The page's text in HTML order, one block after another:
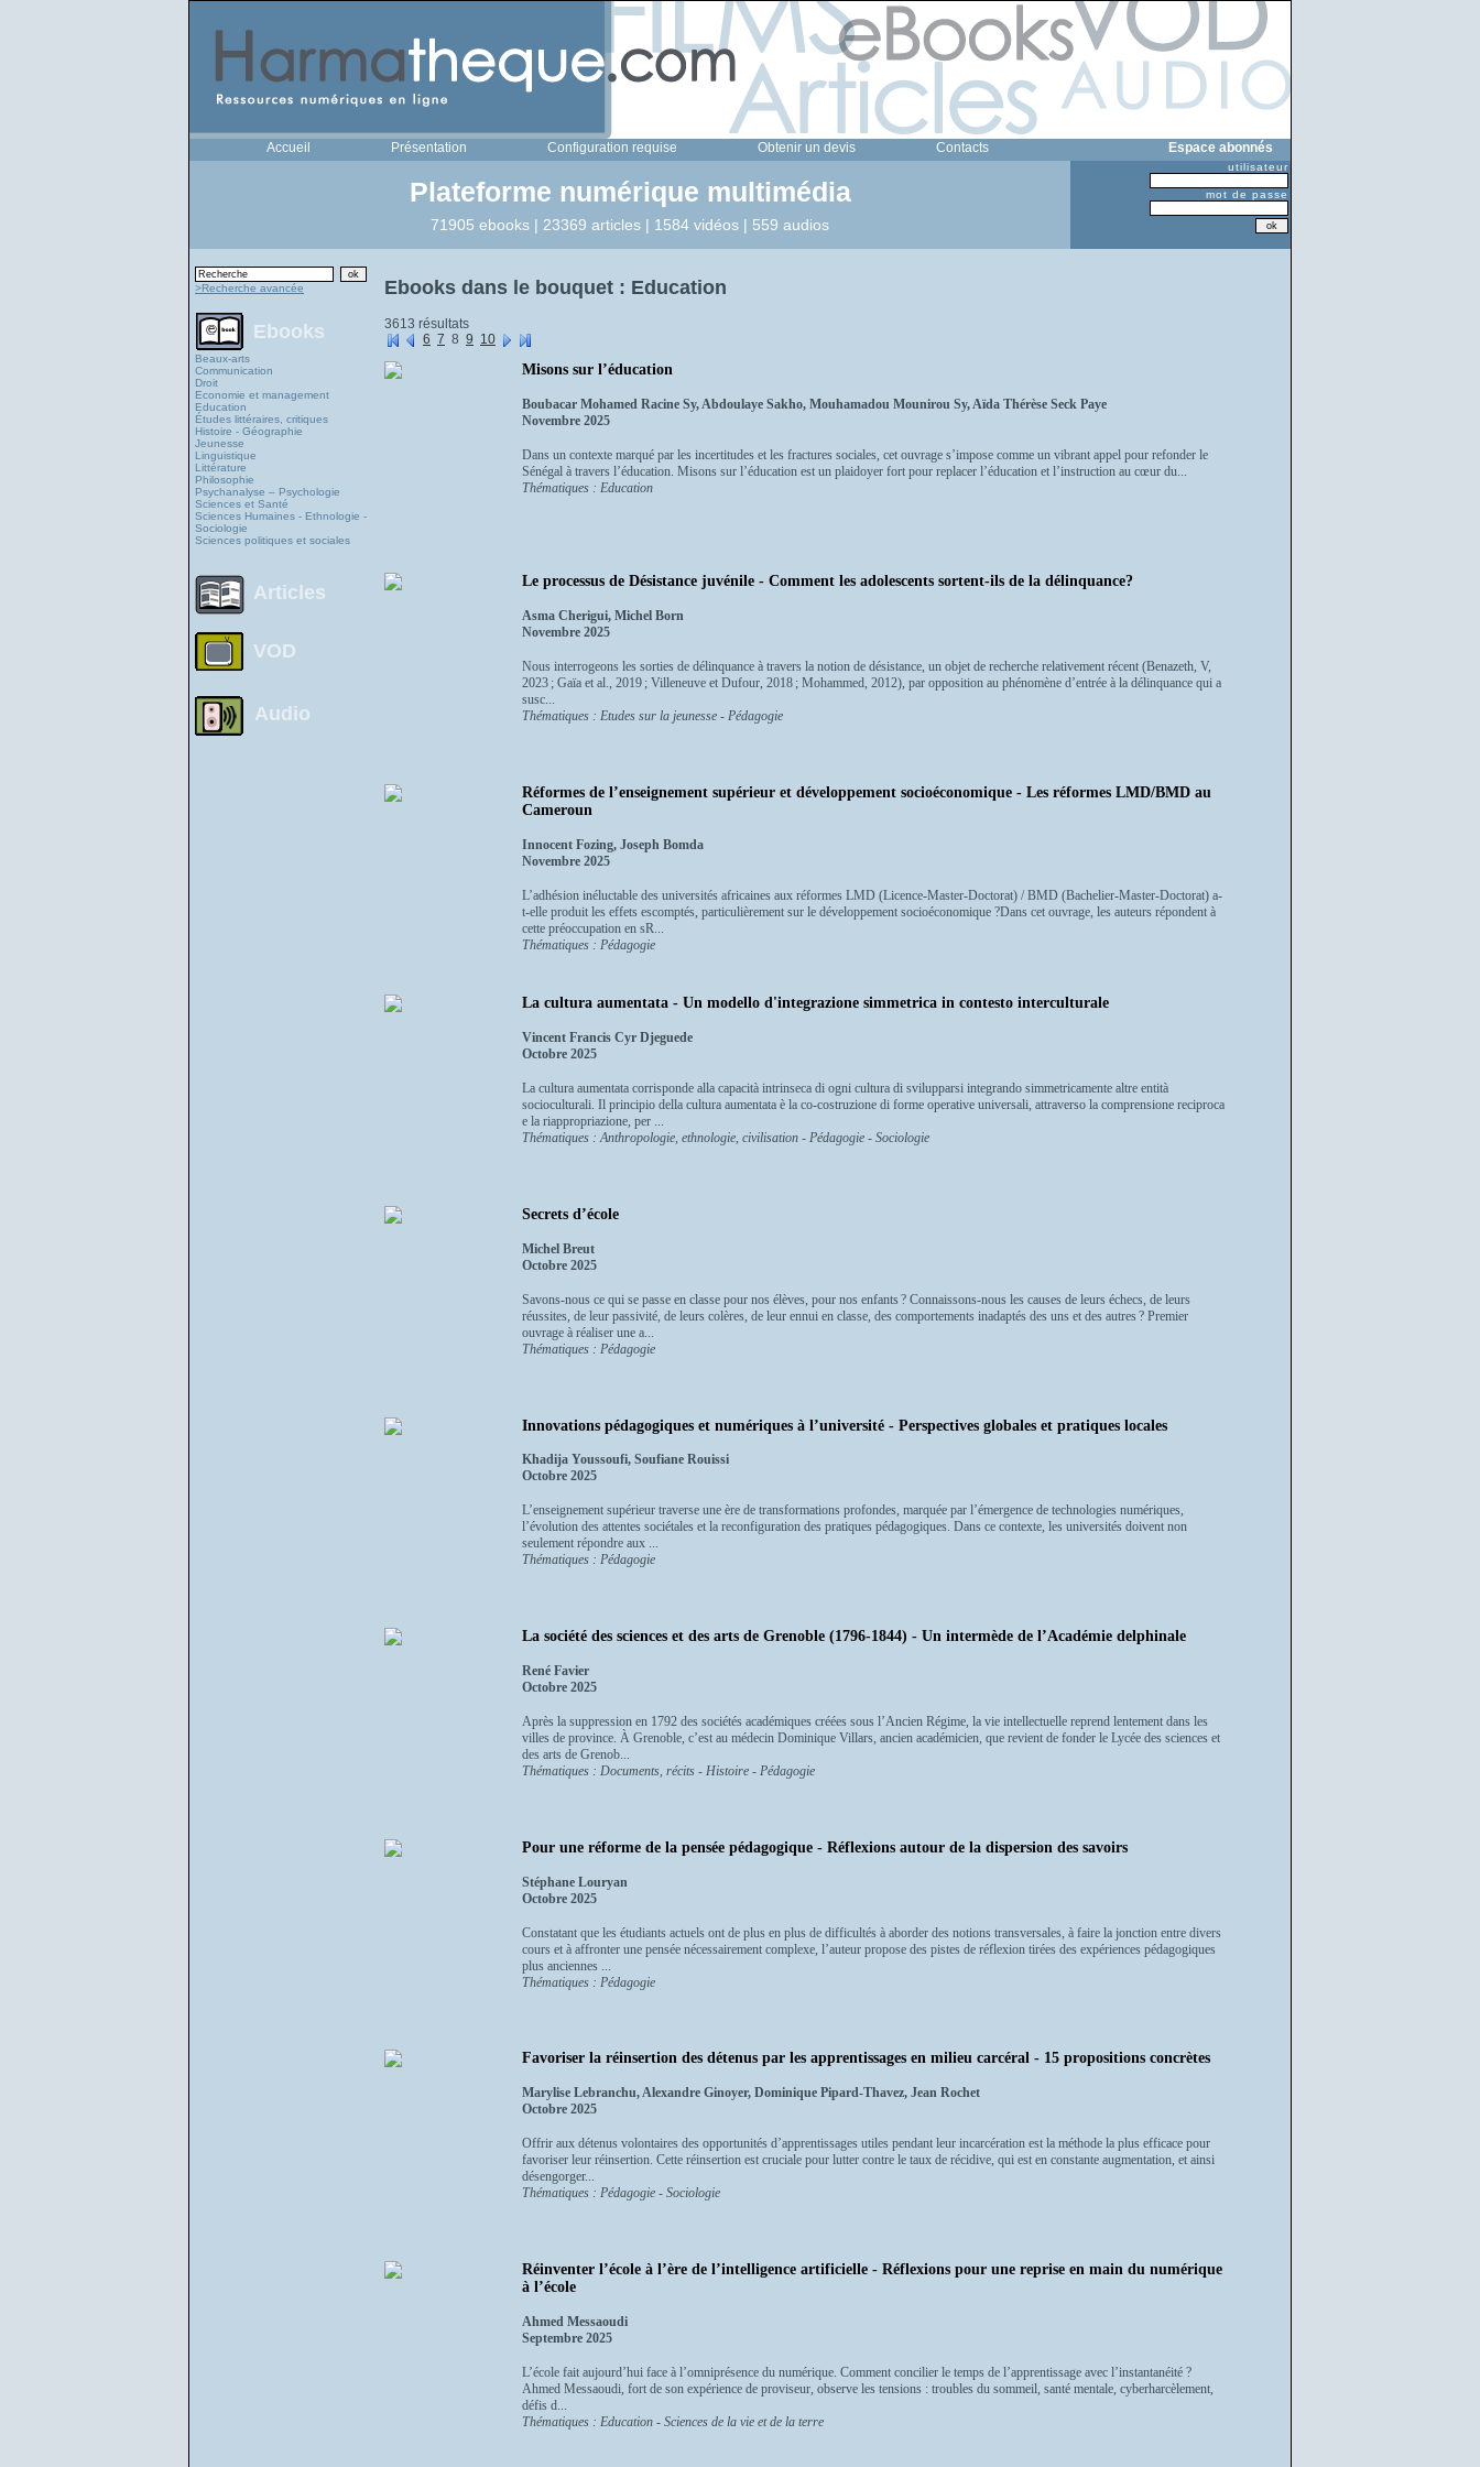
Accueil Présentation Configuration requise Obtenir un devis Contacts Espace abonnés
Plateforme numérique multimédia
71905 ebooks | 23369 articles | 1584 vidéos | 559 audios
utilisateur
mot de passe
>Recherche avancée
Ebooks
Beaux-arts
Communication
Droit
Economie et management
Education
Études littéraires, critiques
Histoire - Géographie
Jeunesse
Linguistique
Littérature
Philosophie
Psychanalyse – Psychologie
Sciences et Santé
Sciences Humaines - Ethnologie -
Sociologie
Sciences politiques et sociales
Articles
VOD
Audio
Ebooks dans le bouquet : Education
3613 résultats
6 7 8 9 10
Misons sur l’éducation
Boubacar Mohamed Racine Sy, Abdoulaye Sakho, Mouhamadou Mounirou Sy, Aïda Thérèse Seck Paye
Novembre 2025
Dans un contexte marqué par les incertitudes et les fractures sociales, cet ouvrage s’impose comme un vibrant appel pour refonder le
Sénégal à travers l’éducation. Misons sur l’éducation est un plaidoyer fort pour replacer l’éducation et l’instruction au cœur du...
Thématiques : Education
Le processus de Désistance juvénile - Comment les adolescents sortent-ils de la délinquance?
Asma Cherigui, Michel Born
Novembre 2025
Nous interrogeons les sorties de délinquance à travers la notion de désistance, un objet de recherche relativement récent (Benazeth, V,
2023 ; Gaïa et al., 2019 ; Villeneuve et Dufour, 2018 ; Mohammed, 2012), par opposition au phénomène d’entrée à la délinquance qui a
susc...
Thématiques : Etudes sur la jeunesse - Pédagogie
Réformes de l’enseignement supérieur et développement socioéconomique - Les réformes LMD/BMD au
Cameroun
Innocent Fozing, Joseph Bomda
Novembre 2025
L’adhésion inéluctable des universités africaines aux réformes LMD (Licence-Master-Doctorat) / BMD (Bachelier-Master-Doctorat) a-
t-elle produit les effets escomptés, particulièrement sur le développement socioéconomique ?Dans cet ouvrage, les auteurs répondent à
cette préoccupation en sR...
Thématiques : Pédagogie
La cultura aumentata - Un modello d'integrazione simmetrica in contesto interculturale
Vincent Francis Cyr Djeguede
Octobre 2025
La cultura aumentata corrisponde alla capacità intrinseca di ogni cultura di svilupparsi integrando simmetricamente altre entità
socioculturali. Il principio della cultura aumentata è la co-costruzione di forme operative universali, attraverso la comprensione reciproca
e la riappropriazione, per ...
Thématiques : Anthropologie, ethnologie, civilisation - Pédagogie - Sociologie
Secrets d’école
Michel Breut
Octobre 2025
Savons-nous ce qui se passe en classe pour nos élèves, pour nos enfants ? Connaissons-nous les causes de leurs échecs, de leurs
réussites, de leur passivité, de leurs colères, de leur ennui en classe, des comportements inadaptés des uns et des autres ? Premier
ouvrage à réaliser une a...
Thématiques : Pédagogie
Innovations pédagogiques et numériques à l’université - Perspectives globales et pratiques locales
Khadija Youssoufi, Soufiane Rouissi
Octobre 2025
L’enseignement supérieur traverse une ère de transformations profondes, marquée par l’émergence de technologies numériques,
l’évolution des attentes sociétales et la reconfiguration des pratiques pédagogiques. Dans ce contexte, les universités doivent non
seulement répondre aux ...
Thématiques : Pédagogie
La société des sciences et des arts de Grenoble (1796-1844) - Un intermède de l’Académie delphinale
René Favier
Octobre 2025
Après la suppression en 1792 des sociétés académiques créées sous l’Ancien Régime, la vie intellectuelle reprend lentement dans les
villes de province. À Grenoble, c’est au médecin Dominique Villars, ancien académicien, que revient de fonder le Lycée des sciences et
des arts de Grenob...
Thématiques : Documents, récits - Histoire - Pédagogie
Pour une réforme de la pensée pédagogique - Réflexions autour de la dispersion des savoirs
Stéphane Louryan
Octobre 2025
Constatant que les étudiants actuels ont de plus en plus de difficultés à aborder des notions transversales, à faire la jonction entre divers
cours et à affronter une pensée nécessairement complexe, l’auteur propose des pistes de réflexion tirées des expériences pédagogiques
plus anciennes ...
Thématiques : Pédagogie
Favoriser la réinsertion des détenus par les apprentissages en milieu carcéral - 15 propositions concrètes
Marylise Lebranchu, Alexandre Ginoyer, Dominique Pipard-Thavez, Jean Rochet
Octobre 2025
Offrir aux détenus volontaires des opportunités d’apprentissages utiles pendant leur incarcération est la méthode la plus efficace pour
favoriser leur réinsertion. Cette réinsertion est cruciale pour lutter contre le taux de récidive, qui est en constante augmentation, et ainsi
désengorger...
Thématiques : Pédagogie - Sociologie
Réinventer l’école à l’ère de l’intelligence artificielle - Réflexions pour une reprise en main du numérique
à l’école
Ahmed Messaoudi
Septembre 2025
L’école fait aujourd’hui face à l’omniprésence du numérique. Comment concilier le temps de l’apprentissage avec l’instantanéité ?
Ahmed Messaoudi, fort de son expérience de proviseur, observe les tensions : troubles du sommeil, santé mentale, cyberharcèlement,
défis d...
Thématiques : Education - Sciences de la vie et de la terre